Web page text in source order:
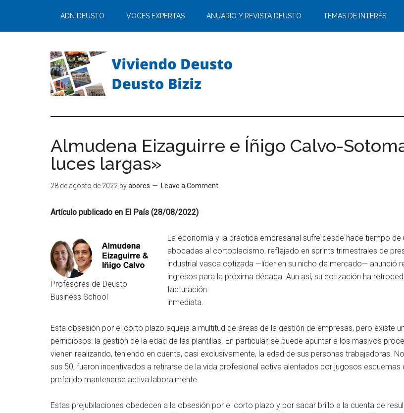
ADN DEUSTO VOCES EXPERTAS ANUARIO Y REVISTA DEUSTO TEMAS DE INTERÉS
Almudena Eizaguirre e Íñigo Calvo-
luces largas»
28 de agosto de 2022 byabores Leave a Comment
Artículo publicado en El País (28/08/2022)
Profesores de Deusto
Business School
La economía y la práctica empresarial sufre desde hace tiempo
abocadas al cortoplacismo, reflejado en sprints trimestrales de
industrial vasca cotizada —líder en su nicho de mercado— anunció
ingresos para la próxima década. Aun así, su cotización ha
facturación
inmediata.
Esta obsesión por el corto plazo aqueja a multitud de áreas de la gestión de empresas, pero existe
perniciosos: la gestión de la edad de las plantillas. En particular, se puede apuntar a los masivos
vienen realizando, teniendo en cuenta, casi exclusivamente, la edad de sus personas trabajadoras.
sus 50, fueron incentivados a retirarse de la vida profesional activa alentados por jugosos
preferido mantenerse activa laboralmente.
Estas prejubilaciones obedecen a la obsesión por el corto plazo y por sacar brillo a la cuenta de